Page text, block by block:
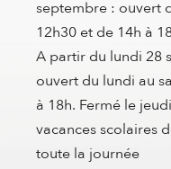
septembre : ouvert
12h30 et de 14h à
A partir du lundi 28
ouvert du lundi au
à 18h. Fermé le
vacances scolaires
toute la journée